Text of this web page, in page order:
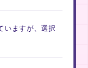
いますが、選択